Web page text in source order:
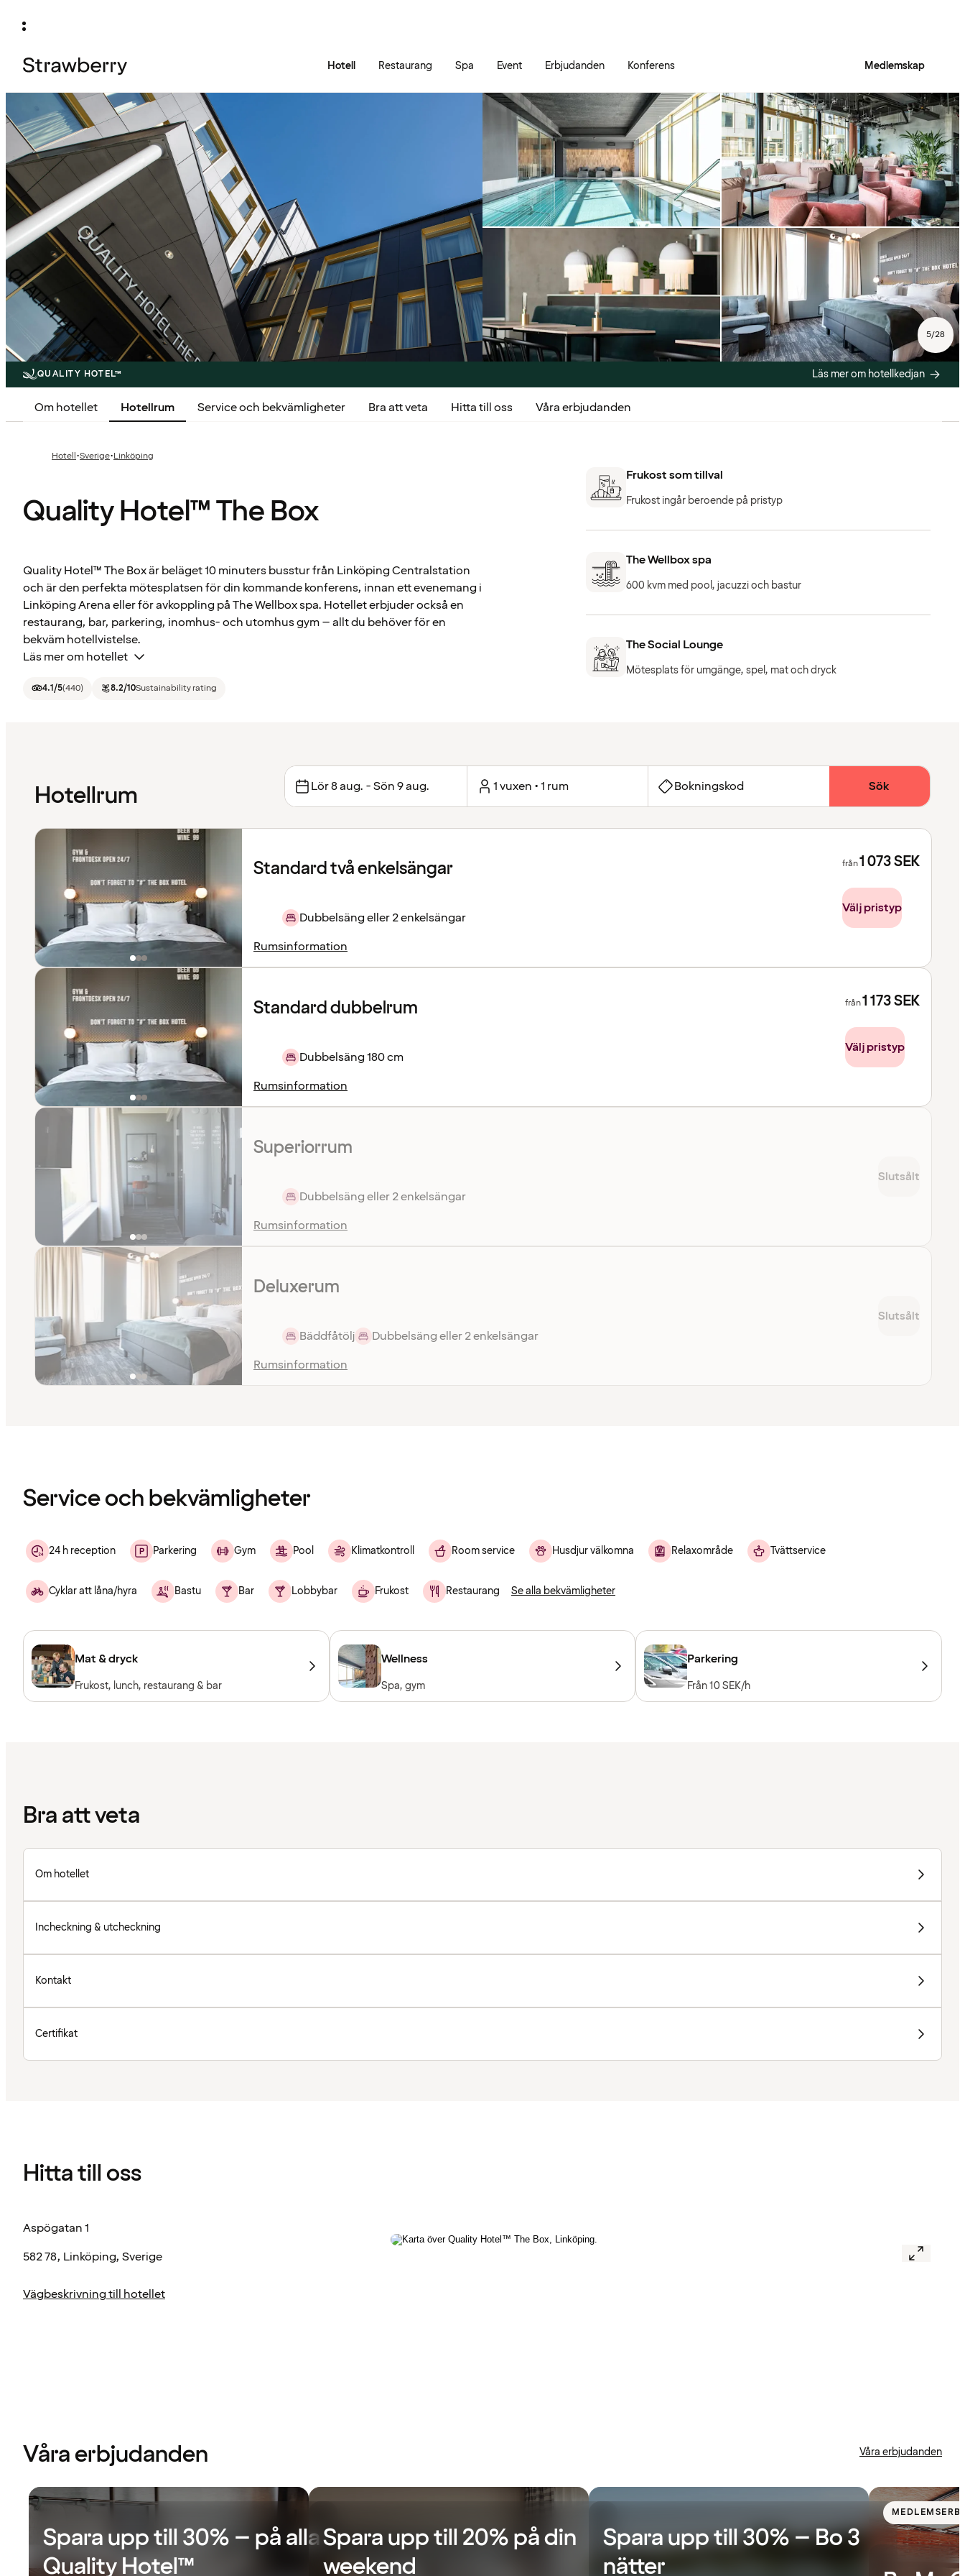
Hotell Restaurang Spa Event Erbjudanden Konferens Medlemskap
5/28
QUALITY HOTEL™ Läs mer om hotellkedjan
Om hotellet Hotellrum Service och bekvämligheter Bra att veta Hitta till oss Våra erbjudanden
Hotell·Sverige·Linköping
Quality Hotel™ The Box
Quality Hotel™ The Box är beläget 10 minuters busstur från Linköping Centralstation
och är den perfekta mötesplatsen för din kommande konferens, innan ett evenemang i
Linköping Arena eller för avkoppling på The Wellbox spa. Hotellet erbjuder också en
restaurang, bar, parkering, inomhus- och utomhus gym – allt du behöver för en
bekväm hotellvistelse.
Läs mer om hotellet
4.1/5(440) 8.2/10Sustainability rating
Frukost som tillval
Frukost ingår beroende på pristyp
The Wellbox spa
600 kvm med pool, jacuzzi och bastur
The Social Lounge
Mötesplats för umgänge, spel, mat och dryck
Hotellrum Lör 8 aug. - Sön 9 aug. 1 vuxen • 1 rum Bokningskod Sök
Standard två enkelsängar
Dubbelsäng eller 2 enkelsängar
Rumsinformation
från1 073SEK
Välj pristyp
Standard dubbelrum
Dubbelsäng 180 cm
Rumsinformation
från1 173SEK
Välj pristyp
Superiorrum
Dubbelsäng eller 2 enkelsängar
Rumsinformation
Slutsålt
Deluxerum
Bäddfåtölj
Dubbelsäng eller 2 enkelsängar
Rumsinformation
Slutsålt
Service och bekvämligheter
24 h reception Parkering Gym Pool Klimatkontroll Room service Husdjur välkomna Relaxområde Tvättservice
Cyklar att låna/hyra Bastu Bar Lobbybar Frukost Restaurang Se alla bekvämligheter
Mat & dryck
Frukost, lunch, restaurang & bar
Wellness
Spa, gym
Parkering
Från 10 SEK/h
Bra att veta
Om hotellet
Incheckning & utcheckning
Kontakt
Certifikat
Hitta till oss
Aspögatan 1
582 78, Linköping, Sverige
Vägbeskrivning till hotellet
Våra erbjudanden Våra erbjudanden
Spara upp till 30% – på alla
Quality Hotel™
Spara upp till 20% på din
weekend
Spara upp till 30% – Bo 3
nätter